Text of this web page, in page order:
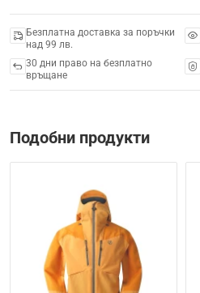
Безплатна доставка за поръчки
над 99 лв.
30 дни право на безплатно
връщане
Подобни продукти